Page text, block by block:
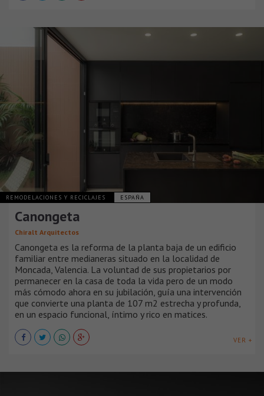
REMODELACIONES Y RECICLAJES ESPAÑA
Canongeta
Chiralt Arquitectos
Canongeta es la reforma de la planta baja de un edificio
familiar entre medianeras situado en la localidad de
Moncada, Valencia. La voluntad de sus propietarios por
permanecer en la casa de toda la vida pero de un modo
más cómodo ahora en su jubilación, guía una intervención
que convierte una planta de 107 m2 estrecha y profunda,
en un espacio funcional, íntimo y rico en matices.
VER +